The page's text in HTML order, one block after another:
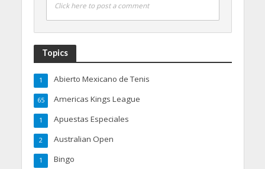
Click here to post a comment
Topics
Abierto Mexicano de Tenis
1
Americas Kings League
65
Apuestas Especiales
1
Australian Open
2
Bingo
1